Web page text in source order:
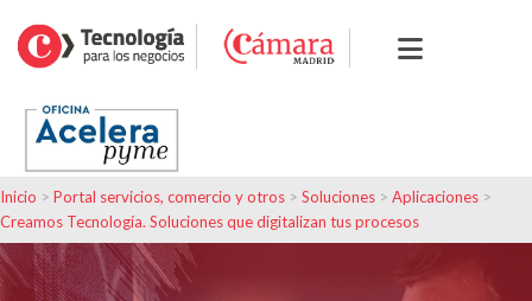
Inicio > Portal servicios, comercio y otros > Soluciones > Aplicaciones >
Creamos Tecnología. Soluciones que digitalizan tus procesos